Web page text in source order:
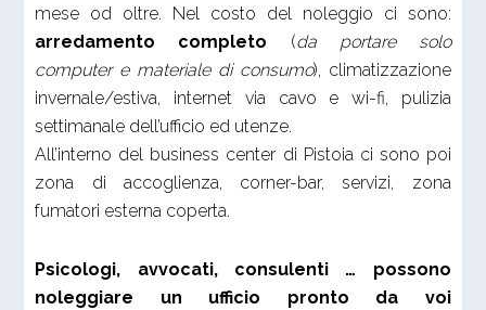
mese od oltre. Nel costo del noleggio ci sono:
arredamento completo (da portare solo
computer e materiale di consumo), climatizzazione
invernale/estiva, internet via cavo e wi-fi, pulizia
settimanale dell’ufficio ed utenze.
All’interno del business center di Pistoia ci sono poi
zona di accoglienza, corner-bar, servizi, zona
fumatori esterna coperta.
Psicologi, avvocati, consulenti … possono
noleggiare un ufficio pronto da voi